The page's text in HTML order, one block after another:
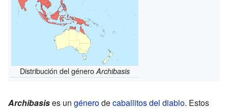
Distribución del géneroArchibasis
Archibasises un génerodecaballitos del diablo. Estos